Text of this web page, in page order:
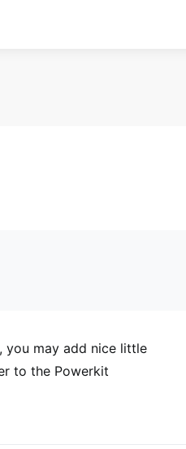
you may add nice little
to the Powerkit